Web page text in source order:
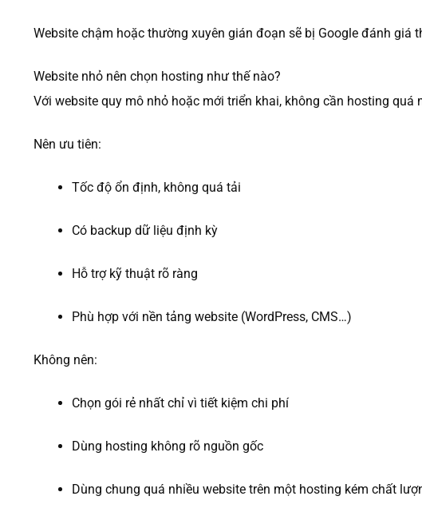
Website chậm hoặc thường xuyên gián đoạn sẽ bị Google đánh giá
Website nhỏ nên chọn hosting như thế nào?
Với website quy mô nhỏ hoặc mới triển khai, không cần hosting
Nên ưu tiên:
Tốc độ ổn định, không quá tải
Có backup dữ liệu định kỳ
Hỗ trợ kỹ thuật rõ ràng
Phù hợp với nền tảng website (WordPress, CMS…)
Không nên:
Chọn gói rẻ nhất chỉ vì tiết kiệm chi phí
Dùng hosting không rõ nguồn gốc
Dùng chung quá nhiều website trên một hosting kém chất